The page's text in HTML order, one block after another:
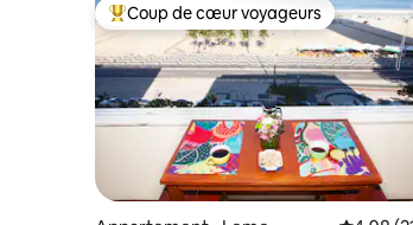
Coups de cœur voyageurs les plus
Coup de cœur voyageurs